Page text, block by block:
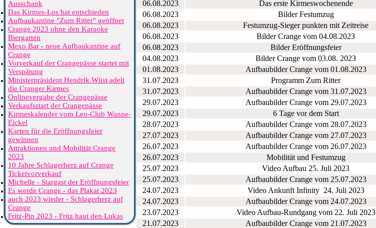
06.08.2023
Das erste Kirmeswochenende
06.08.2023
Bilder Festumzug
06.08.2023
Festumzug-Sieger punkten mit Zeitreise
06.08.2023
Bilder Crange vom 04.08.2023
06.08.2023
Bilder Eröffnungsfeier
04.08.2023
Bilder Crange vom 03.08. 2023
01.08.2023
Aufbaubilder Crange vom 01.08.2023
31.07.2023
Programm Zum Ritter
31.07.2023
Aufbaubilder Crange vom 31.07.2023
29.07.2023
Aufbaubilder Crange vom 29.07.2023
29.07.2023
6 Tage vor dem Start
28.07.2023
Aufbaubilder Crange vom 28.07.2023
27.07.2023
Aufbaubilder Crange vom 27.07.2023
26.07.2023
Aufbaubilder Crange vom 26.07.2023
26.07.2023
Mobilität und Festumzug
25.07.2023
Video Aufbau 25. Juli 2023
25.07.2023
Aufbaubilder Crange vom 25.07.2023
24.07.2023
Video Ankunft Infinity 24. Juli 2023
24.07.2023
Aufbaubilder Crange vom 24.07.2023
23.07.2023
Video Aufbau-Rundgang vom 22. Juli 2023
21.07.2023
Aufbaubilder Crange vom 21.07.2023
Ausschank
Das Kirmes-Los hat entschieden
Aufbaukantine "Zum Ritter" geöffnet
Crange 2023 ohne den Karaoke
Biergarten
Mexo Bar - neue Aufbaukantine auf
Crange
Vorverkauf der Crangepässe startet mit
Verspätung
Ministerpräsident Hendrik Wüst adelt
die Cranger Kirmes
Onlinevergabe der Crangepässe
Verkaufsstart der Crangepässe
Kirmeskalender vom Leo-Club Wanne-
Eickel
Karten für die Eröffnungsfeier
gewinnen
Attraktionen und Mobilität Crange
2023
10 Jahre Schlagerherz auf Crange
Ticketvorverkauf
Michelle - Stargast der Eröffnungsfeier
Es werde Crange - das Plakat 2023
auch 2023 wieder - Schlagerherz auf
Crange
Fritz-Pin 2023 - Fritz haut den Lukas